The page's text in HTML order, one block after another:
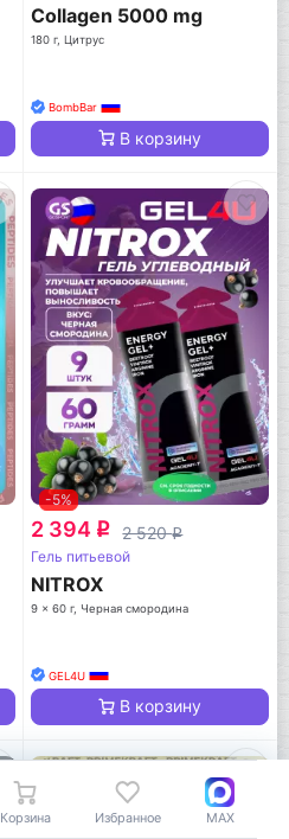
Collagen 5000 mg
180 г, Цитрус
BombBar
В корзину
-5%
2 394 q 2 520q
Гель питьевой
NITROX
9 x 60 г, Черная смородина
GEL4U
В корзину
Корзина Избранное MAX